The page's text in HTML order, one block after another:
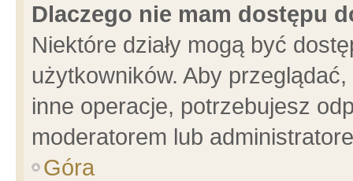
Dlaczego nie mam dostępu
Niektóre działy mogą być
użytkowników. Aby
inne operacje, potrzebujesz
moderatorem lub
Góra